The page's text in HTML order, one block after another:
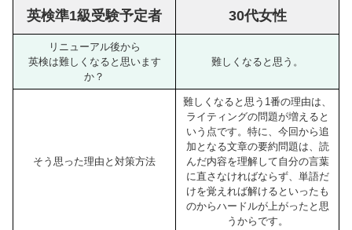
英検準1級受験予定者 30代女性
リニューアル後から
英検は難しくなると思います
か？
難しくなると思う。
そう思った理由と対策方法
難しくなると思う1番の理由は、
ライティングの問題が増えると
いう点です。特に、今回から追
加となる文章の要約問題は、読
んだ内容を理解して自分の言葉
に直さなければならず、単語だ
けを覚えれば解けるといったも
のからハードルが上がったと思
うからです。